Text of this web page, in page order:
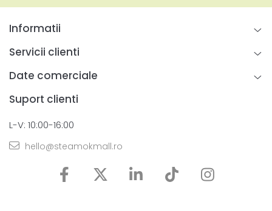
Informatii
Servicii clienti
Date comerciale
Suport clienti
L-V: 10:00-16:00
hello@steamokmall.ro